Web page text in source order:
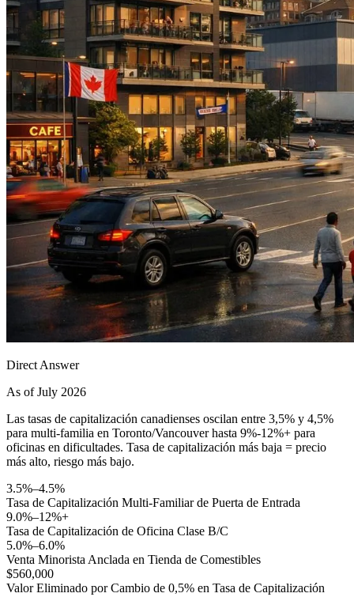
Direct Answer
As of July 2026
Las tasas de capitalización canadienses oscilan entre 3,5% y 4,5%
para multi-familia en Toronto/Vancouver hasta 9%-12%+ para
oficinas en dificultades. Tasa de capitalización más baja = precio
más alto, riesgo más bajo.
3.5%–4.5%
Tasa de Capitalización Multi-Familiar de Puerta de Entrada
9.0%–12%+
Tasa de Capitalización de Oficina Clase B/C
5.0%–6.0%
Venta Minorista Anclada en Tienda de Comestibles
$560,000
Valor Eliminado por Cambio de 0,5% en Tasa de Capitalización